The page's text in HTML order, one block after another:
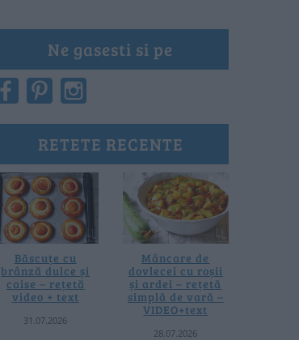
Ne gasesti si pe
RETETE RECENTE
Băscuțe cu
brânză dulce și
caise – rețetă
video + text
31.07.2026
Mâncare de
dovlecei cu roșii
și ardei – rețetă
simplă de vară –
VIDEO+text
28.07.2026